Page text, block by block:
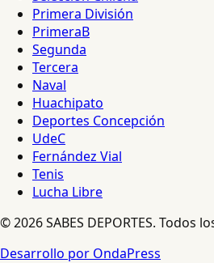
Primera División
PrimeraB
Segunda
Tercera
Naval
Huachipato
Deportes Concepción
UdeC
Fernández Vial
Tenis
Lucha Libre
© 2026 SABES DEPORTES. Todos
Desarrollo por OndaPress